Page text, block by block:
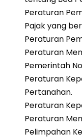
Peraturan
Pajak yang
Peraturan
Peraturan
Pemerintah
Peraturan
Pertanahan.
Peraturan
Peraturan
Pelimpahan